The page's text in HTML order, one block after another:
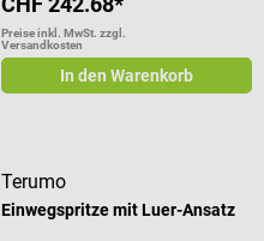
Preise inkl. MwSt. zzgl.
Versandkosten
In den Warenkorb
Terumo
Einwegspritze mit Luer-Ansatz